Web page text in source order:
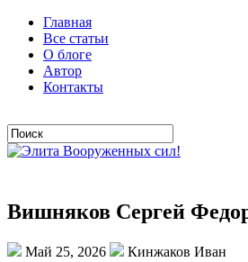
Главная
Все статьи
О блоге
Автор
Контакты
Вишняков Сергей
Май 25, 2026
Кинжаков Иван